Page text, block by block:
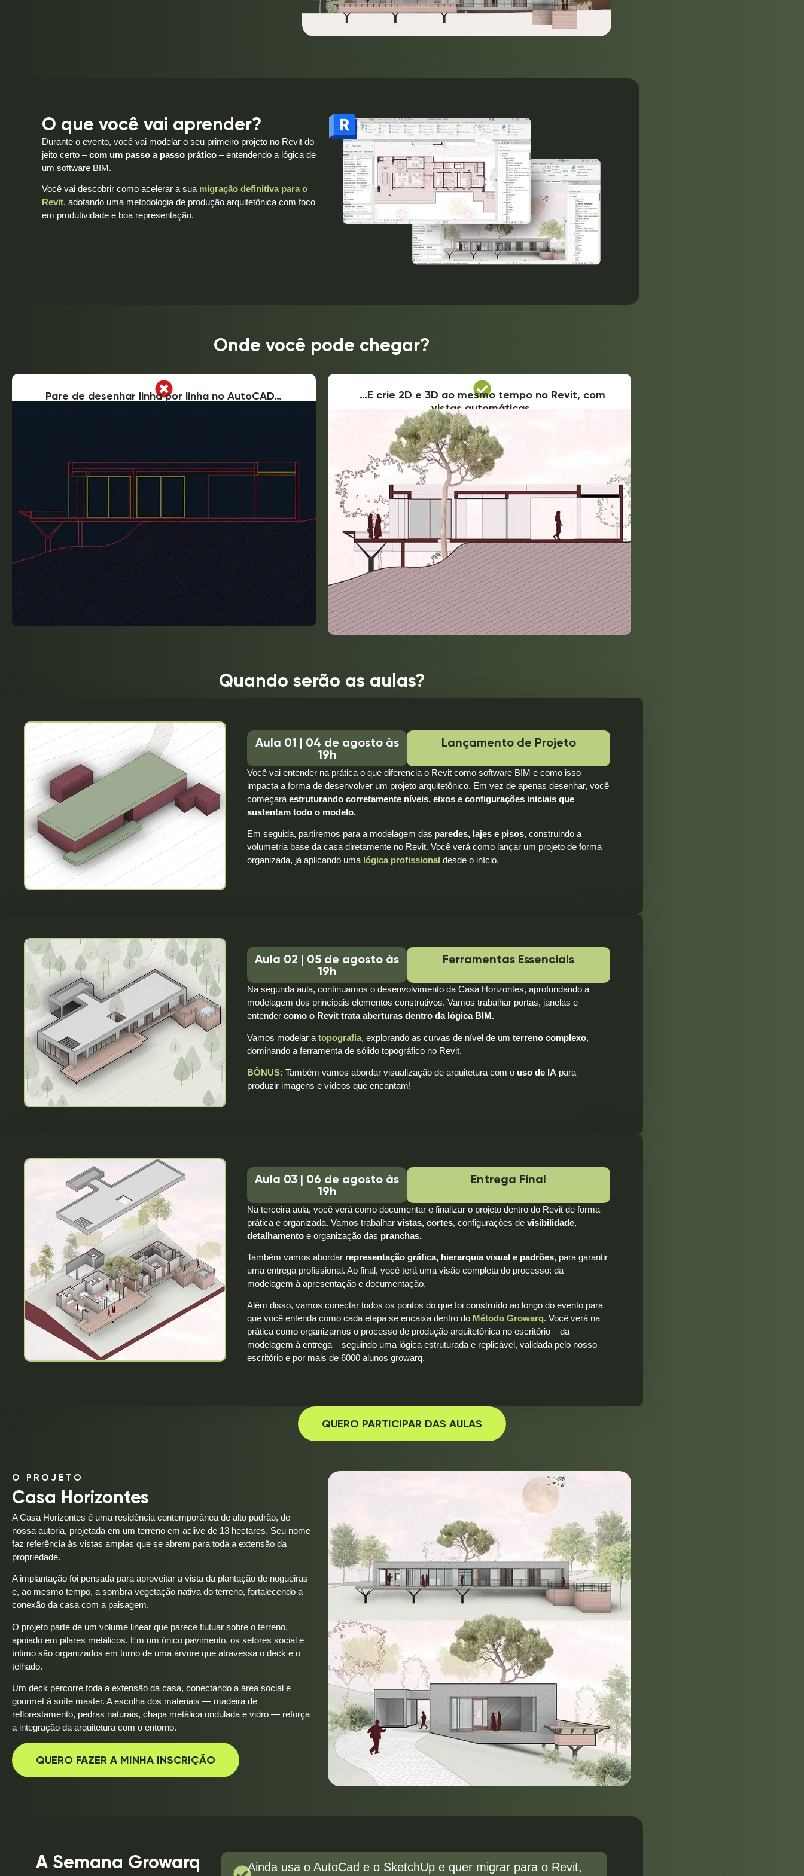
O que você vai aprender?
Durante o evento, você vai modelar o seu primeiro projeto no Revit do
jeito certo –com um passo a passo prático – entendendo a lógica de
um software BIM.
Você vai descobrir como acelerar a sua migração definitiva para o
Revit, adotando uma metodologia de produção arquitetônica com foco
em produtividade e boa representação.
Onde você pode chegar?
Pare de desenhar linha por linha no AutoCAD…
…E crie 2D e 3D ao mesmo tempo no Revit, com
vistas automáticas.
Quando serão as aulas?
Aula 01 | 04 de agosto às
19h
Lançamento de Projeto
Você vai entender na prática o que diferencia o Revit como software BIM e como isso
impacta a forma de desenvolver um projeto arquitetônico. Em vez de apenas desenhar, você
começaráestruturando corretamente níveis, eixos e configurações iniciais que
sustentam todo o modelo.
Em seguida, partiremos para a modelagem das paredes, lajes e pisos, construindo a
volumetria base da casa diretamente no Revit. Você verá como lançar um projeto de forma
organizada, já aplicando uma lógica profissional desde o início.
Aula 02 | 05 de agosto às
19h
Ferramentas Essenciais
Na segunda aula, continuamos o desenvolvimento da Casa Horizontes, aprofundando a
modelagem dos principais elementos construtivos. Vamos trabalhar portas, janelas e
entendercomo o Revit trata aberturas dentro da lógica BIM.
Vamos modelar atopografia, explorando as curvas de nível de umterreno complexo,
dominando a ferramenta de sólido topográfico no Revit.
BÔNUS: Também vamos abordar visualização de arquitetura com o uso de IA para
produzir imagens e vídeos que encantam!
Aula 03 | 06 de agosto às
19h
Entrega Final
Na terceira aula, você verá como documentar e finalizar o projeto dentro do Revit de forma
prática e organizada. Vamos trabalharvistas, cortes, configurações devisibilidade,
detalhamento e organização das pranchas.
Também vamos abordar representação gráfica, hierarquia visual e padrões, para garantir
uma entrega profissional. Ao final, você terá uma visão completa do processo: da
modelagem à apresentação e documentação.
Além disso, vamos conectar todos os pontos do que foi construído ao longo do evento para
que você entenda como cada etapa se encaixa dentro do Método Growarq. Você verá na
prática como organizamos o processo de produção arquitetônica no escritório – da
modelagem à entrega – seguindo uma lógica estruturada e replicável, validada pelo nosso
escritório e por mais de 6000 alunos growarq.
QUERO PARTICIPAR DAS AULAS
O PROJETO
Casa Horizontes
A Casa Horizontes é uma residência contemporânea de alto padrão, de
nossa autoria, projetada em um terreno em aclive de 13 hectares. Seu nome
faz referência às vistas amplas que se abrem para toda a extensão da
propriedade.
A implantação foi pensada para aproveitar a vista da plantação de nogueiras
e, ao mesmo tempo, a sombra vegetação nativa do terreno, fortalecendo a
conexão da casa com a paisagem.
O projeto parte de um volume linear que parece flutuar sobre o terreno,
apoiado em pilares metálicos. Em um único pavimento, os setores social e
íntimo são organizados em torno de uma árvore que atravessa o deck e o
telhado.
Um deck percorre toda a extensão da casa, conectando a área social e
gourmet à suíte master. A escolha dos materiais — madeira de
reflorestamento, pedras naturais, chapa metálica ondulada e vidro — reforça
a integração da arquitetura com o entorno.
QUERO FAZER A MINHA INSCRIÇÃO
A Semana Growarq
Ainda usa o AutoCad e o SketchUp e quer migrar para o Revit,